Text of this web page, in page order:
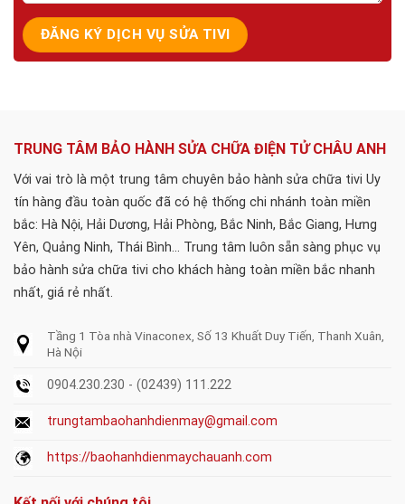
TRUNG TÂM BẢO HÀNH SỬA CHỮA ĐIỆN TỬ CHÂU ANH
Với vai trò là một trung tâm chuyên bảo hành sửa chữa tivi Uy
tín hàng đầu toàn quốc đã có hệ thống chi nhánh toàn miền
bắc: Hà Nội, Hải Dương, Hải Phòng, Bắc Ninh, Bắc Giang, Hưng
Yên, Quảng Ninh, Thái Bình... Trung tâm luôn sẵn sàng phục vụ
bảo hành sửa chữa tivi cho khách hàng toàn miền bắc nhanh
nhất, giá rẻ nhất.
Tầng 1 Tòa nhà Vinaconex, Số 13 Khuất Duy Tiến, Thanh Xuân,
Hà Nội
0904.230.230 - (02439) 111.222
trungtambaohanhdienmay@gmail.com
https://baohanhdienmaychauanh.com